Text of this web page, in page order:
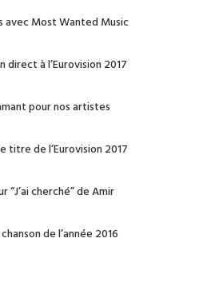
avec Most Wanted Music
direct à l’Eurovision 2017
pour nos artistes
titre de l’Eurovision 2017
“J’ai cherché” de Amir
de l’année 2016